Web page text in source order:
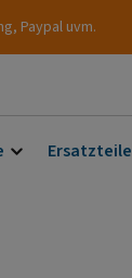
Paypal uvm.
Ersatzteile